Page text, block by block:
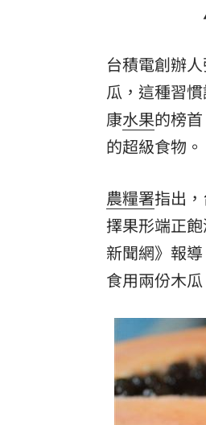
台積電創辦
瓜，這種習
康水果的榜
的超級食物。
農糧署指出
擇果形端正
新聞網》報
食用兩份木